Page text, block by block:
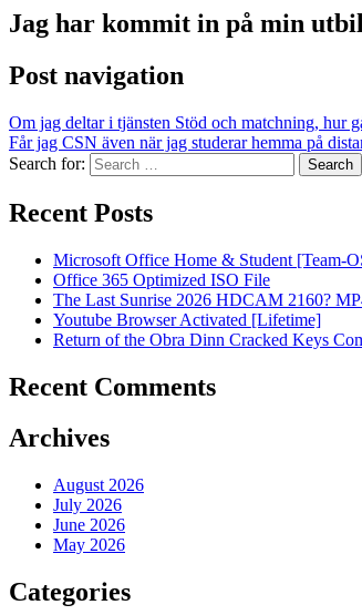
Jag har kommit in på min
Post navigation
Om jag deltar i tjänsten Stöd och matchning, hur
Får jag CSN även när jag studerar hemma på
Search for:
Recent Posts
Microsoft Office Home & Student [Team-
Office 365 Optimized ISO File
The Last Sunrise 2026 HDCAM 2160?
Youtube Browser Activated [Lifetime]
Return of the Obra Dinn Cracked Keys
Recent Comments
Archives
August 2026
July 2026
June 2026
May 2026
Categories